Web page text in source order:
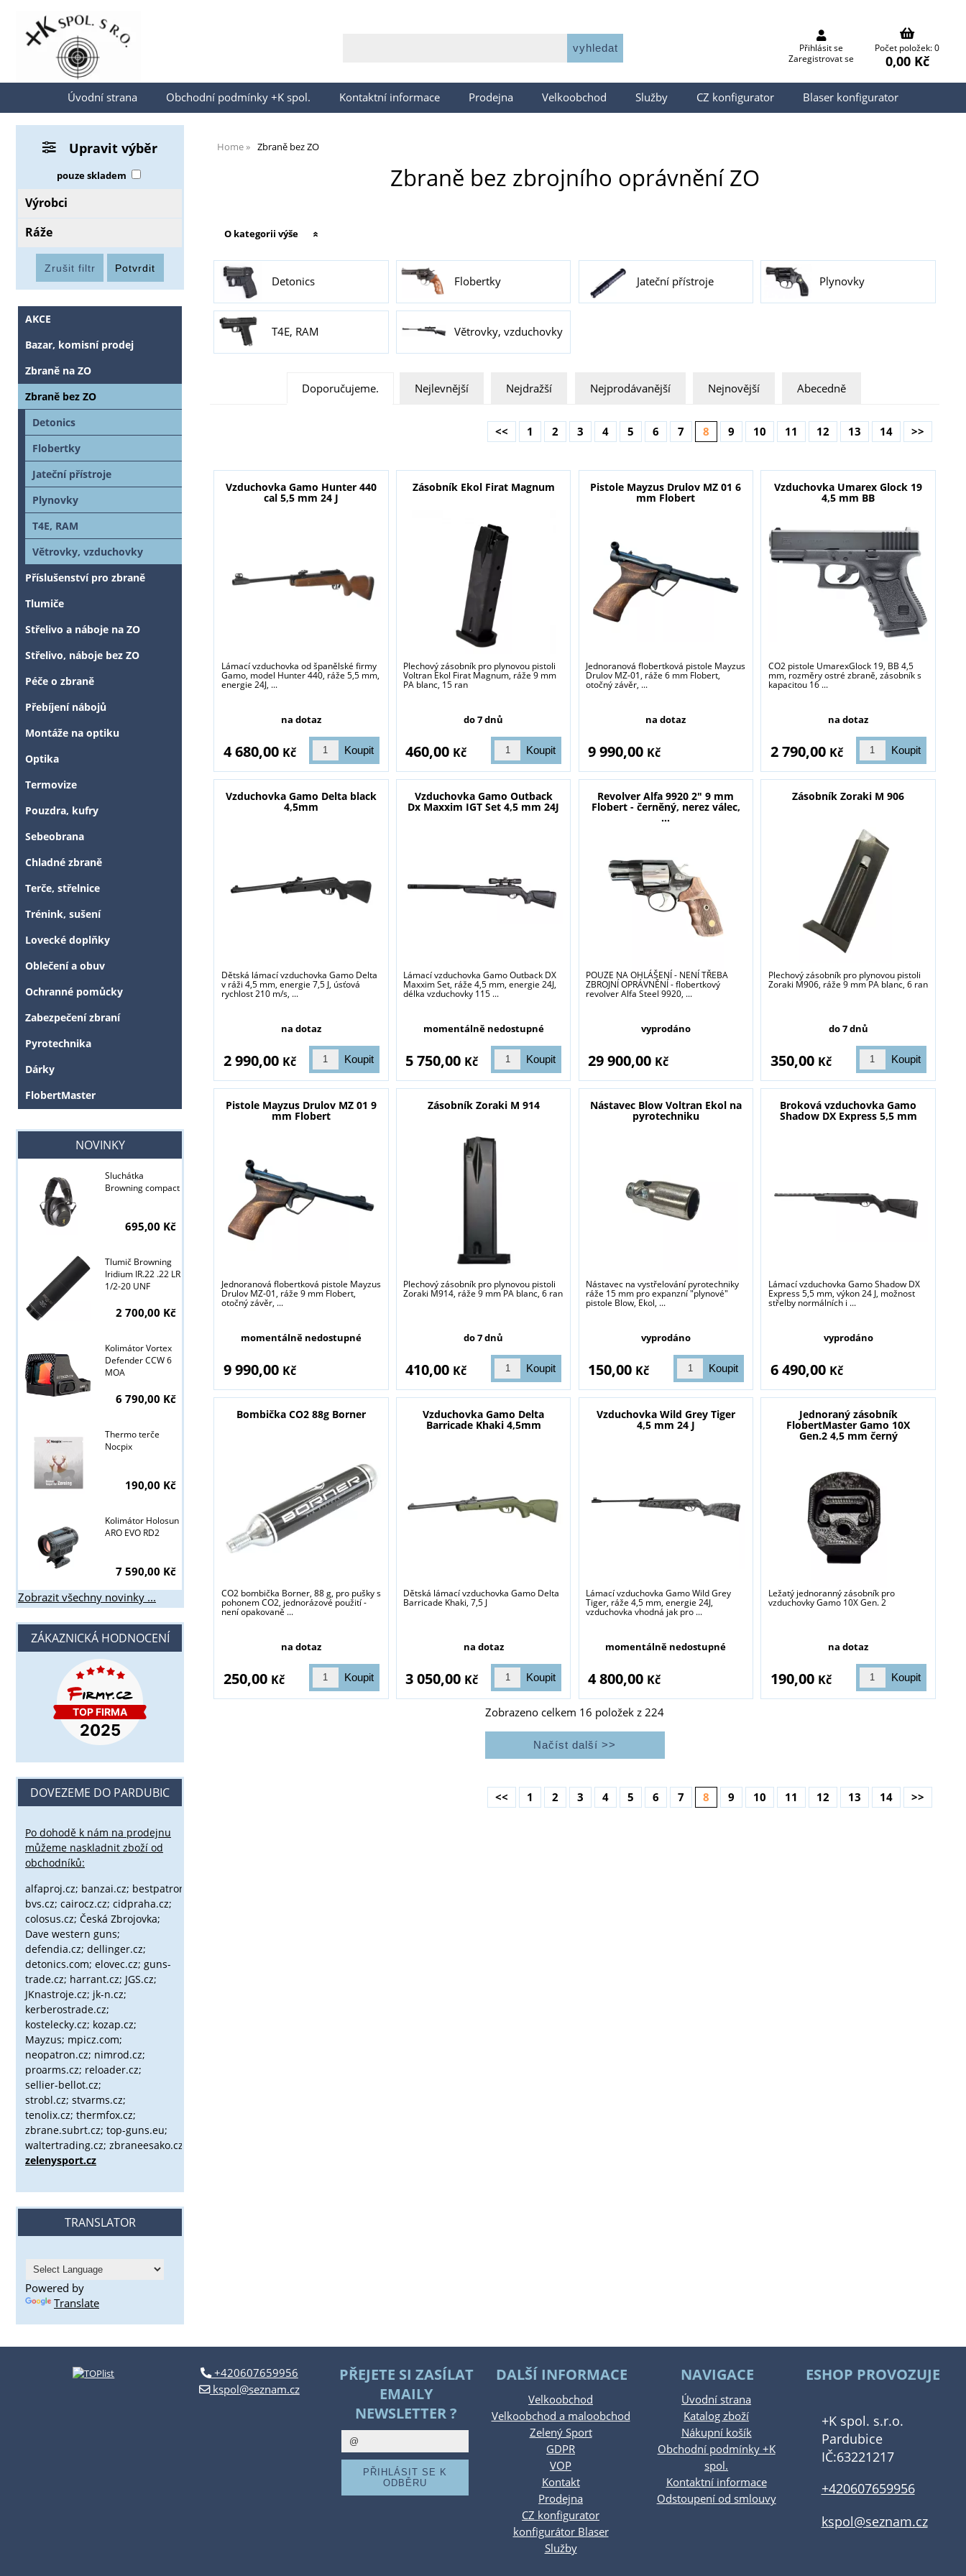
Přihlásit se
Přihlásit se
Zaregistrovat se
Počet položek: 0
0,00 Kč
Úvodní strana Obchodní podmínky +K spol. Kontaktní informace Prodejna Velkoobchod Služby CZ konfigurator Blaser konfigurator
Home Zbraně bez ZO
Zbraně bez zbrojního oprávnění ZO
O kategorii výše
Detonics Flobertky Jateční přístroje Plynovky
T4E, RAM Větrovky, vzduchovky
Doporučujeme. Nejlevnější Nejdražší Nejprodávanější Nejnovější Abecedně
<< 1 2 3 4 5 6 7 8 9 10 11 12 13 14 >>
Vzduchovka Gamo Hunter 440
cal 5,5 mm 24 J
Lámací vzduchovka od španělské firmy
Gamo, model Hunter 440, ráže 5,5 mm,
energie 24J, ...
na dotaz
4 680,00 Kč
Zásobník Ekol Firat Magnum
Plechový zásobník pro plynovou pistoli
Voltran Ekol Firat Magnum, ráže 9 mm
PA blanc, 15 ran
do 7 dnů
460,00 Kč
Pistole Mayzus Drulov MZ 01 6
mm Flobert
Jednoranová flobertková pistole Mayzus
Drulov MZ-01, ráže 6 mm Flobert,
otočný závěr, ...
na dotaz
9 990,00 Kč
Vzduchovka Umarex Glock 19
4,5 mm BB
CO2 pistole UmarexGlock 19, BB 4,5
mm, rozměry ostré zbraně, zásobník s
kapacitou 16 ...
na dotaz
2 790,00 Kč
Vzduchovka Gamo Delta black
4,5mm
Dětská lámací vzduchovka Gamo Delta
v ráži 4,5 mm, energie 7,5 J, úsťová
rychlost 210 m/s, ...
na dotaz
2 990,00 Kč
Vzduchovka Gamo Outback
Dx Maxxim IGT Set 4,5 mm 24J
Lámací vzduchovka Gamo Outback DX
Maxxim Set, ráže 4,5 mm, energie 24J,
délka vzduchovky 115 ...
momentálně nedostupné
5 750,00 Kč
Revolver Alfa 9920 2" 9 mm
Flobert - černěný, nerez válec,
...
POUZE NA OHLÁŠENÍ - NENÍ TŘEBA
ZBROJNÍ OPRÁVNĚNÍ - flobertkový
revolver Alfa Steel 9920, ...
vyprodáno
29 900,00 Kč
Zásobník Zoraki M 906
Plechový zásobník pro plynovou pistoli
Zoraki M906, ráže 9 mm PA blanc, 6 ran
do 7 dnů
350,00 Kč
Pistole Mayzus Drulov MZ 01 9
mm Flobert
Jednoranová flobertková pistole Mayzus
Drulov MZ-01, ráže 9 mm Flobert,
otočný závěr, ...
momentálně nedostupné
9 990,00 Kč
Zásobník Zoraki M 914
Plechový zásobník pro plynovou pistoli
Zoraki M914, ráže 9 mm PA blanc, 6 ran
do 7 dnů
410,00 Kč
Nástavec Blow Voltran Ekol na
pyrotechniku
Nástavec na vystřelování pyrotechniky
ráže 15 mm pro expanzní "plynové"
pistole Blow, Ekol, ...
vyprodáno
150,00 Kč
Broková vzduchovka Gamo
Shadow DX Express 5,5 mm
Lámací vzduchovka Gamo Shadow DX
Express 5,5 mm, výkon 24 J, možnost
střelby normálních i ...
vyprodáno
6 490,00 Kč
Bombička CO2 88g Borner
CO2 bombička Borner, 88 g, pro pušky s
pohonem CO2, jednorázové použití -
není opakovaně ...
na dotaz
250,00 Kč
Vzduchovka Gamo Delta
Barricade Khaki 4,5mm
Dětská lámací vzduchovka Gamo Delta
Barricade Khaki, 7,5 J
na dotaz
3 050,00 Kč
Vzduchovka Wild Grey Tiger
4,5 mm 24 J
Lámací vzduchovka Gamo Wild Grey
Tiger, ráže 4,5 mm, energie 24J,
vzduchovka vhodná jak pro ...
momentálně nedostupné
4 800,00 Kč
Jednoraný zásobník
FlobertMaster Gamo 10X
Gen.2 4,5 mm černý
Ležatý jednoranný zásobník pro
vzduchovky Gamo 10X Gen. 2
na dotaz
190,00 Kč
Zobrazeno celkem 16 položek z224
<< 1 2 3 4 5 6 7 8 9 10 11 12 13 14 >>
Upravit výběr
pouze skladem
Výrobci
Ráže
AKCE
Bazar, komisní prodej
Zbraně na ZO
Zbraně bez ZO
Detonics
Flobertky
Jateční přístroje
Plynovky
T4E, RAM
Větrovky, vzduchovky
Příslušenství pro zbraně
Tlumiče
Střelivo a náboje na ZO
Střelivo, náboje bez ZO
Péče o zbraně
Přebíjení nábojů
Montáže na optiku
Optika
Termovize
Pouzdra, kufry
Sebeobrana
Chladné zbraně
Terče, střelnice
Trénink, sušení
Lovecké doplňky
Oblečení a obuv
Ochranné pomůcky
Zabezpečení zbraní
Pyrotechnika
Dárky
FlobertMaster
NOVINKY
Sluchátka
Browning compact
695,00 Kč
Tlumič Browning
Iridium IR.22 .22 LR
1/2-20 UNF
2 700,00 Kč
Kolimátor Vortex
Defender CCW 6
MOA
6 790,00 Kč
Thermo terče
Nocpix
190,00 Kč
Kolimátor Holosun
ARO EVO RD2
7 590,00 Kč
Zobrazit všechny novinky ...
ZÁKAZNICKÁ HODNOCENÍ
DOVEZEME DO PARDUBIC
Po dohodě k nám na prodejnu
můžeme naskladnit zboží od
obchodníků:
alfaproj.cz; banzai.cz; bestpatron.eu;
bvs.cz; cairocz.cz; cidpraha.cz;
colosus.cz; Česká Zbrojovka;
Dave western guns;
defendia.cz; dellinger.cz;
detonics.com; elovec.cz; guns-
trade.cz; harrant.cz; JGS.cz;
JKnastroje.cz; jk-n.cz;
kerberostrade.cz;
kostelecky.cz; kozap.cz;
Mayzus; mpicz.com;
neopatron.cz; nimrod.cz;
proarms.cz; reloader.cz;
sellier-bellot.cz;
strobl.cz; stvarms.cz;
tenolix.cz; thermfox.cz;
zbrane.subrt.cz; top-guns.eu;
waltertrading.cz; zbraneesako.cz;
zelenysport.cz
TRANSLATOR
Powered by
Translate
+420607659956
kspol@seznam.cz
PŘEJETE SI ZASÍLAT
EMAILY
NEWSLETTER ?
DALŠÍ INFORMACE
Velkoobchod
Velkoobchod a maloobchod
Zelený Sport
GDPR
VOP
Kontakt
Prodejna
CZ konfigurator
konfigurátor Blaser
Služby
NAVIGACE
Úvodní strana
Katalog zboží
Nákupní košík
Obchodní podmínky +K
spol.
Kontaktní informace
Odstoupení od smlouvy
ESHOP PROVOZUJE
+K spol. s.r.o.
Pardubice
IČ:63221217
+420607659956
kspol@seznam.cz
Tyto stránky jsou určeny pouze odborné veřejnosti od 18 let a podnikatelům v oblasti zbraně a
NE